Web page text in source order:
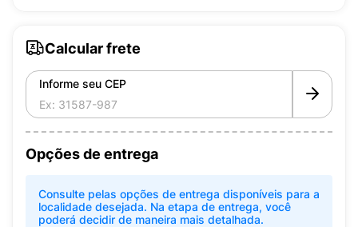
Calcular frete
Informe seu CEP
Opções de entrega
Consulte pelas opções de entrega disponíveis para a
localidade desejada. Na etapa de entrega, você
poderá decidir de maneira mais detalhada.